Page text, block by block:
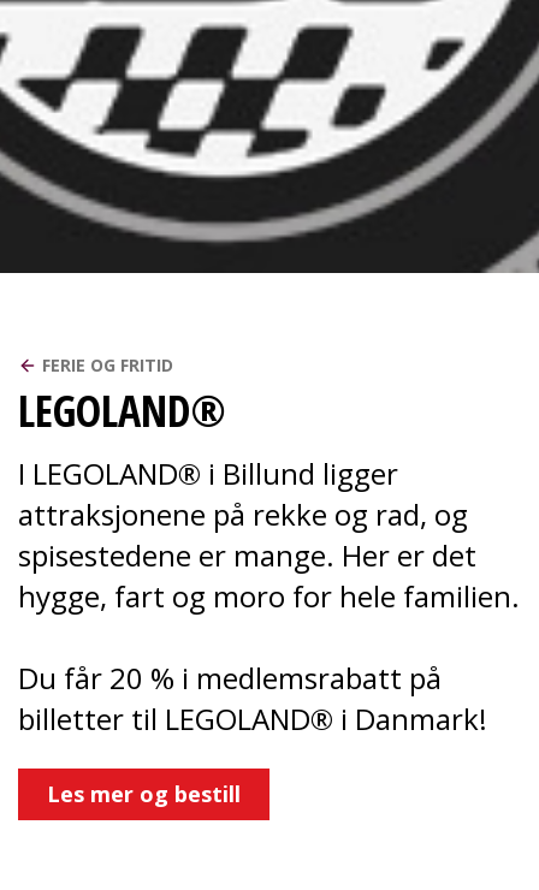
FERIE OG FRITID
LEGOLAND®
I LEGOLAND® i Billund ligger
attraksjonene på rekke og rad, og
spisestedene er mange. Her er det
hygge, fart og moro for hele familien.
Du får 20 % i medlemsrabatt på
billetter til LEGOLAND® i Danmark!
Les mer og bestill